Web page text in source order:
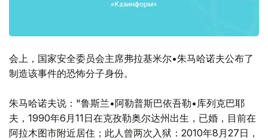
会上，国家安全委员会主席弗拉基米尔•朱马哈诺夫公布了
制造该事件的恐怖分子身份。
朱马哈诺夫说："鲁斯兰•阿勒普斯巴依吾勒•库列克巴耶
夫，1990年6月11日在克孜勒奥尔达州出生，已婚，目前在
阿拉木图市附近居住；此人曾两次入狱：2010年8月27日，